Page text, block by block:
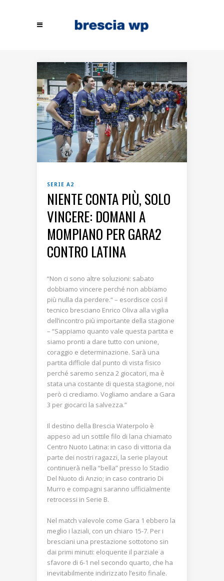
SERIE A2
NIENTE CONTA PIÙ, SOLO
VINCERE: DOMANI A
MOMPIANO PER GARA2
CONTRO LATINA
“Non ci sono altre soluzioni: sabato
dobbiamo vincere perché non abbiamo
più nulla da perdere.“ – esordisce così il
tecnico bresciano Enrico Oliva alla vigilia
dell’incontro più importante della stagione
– “Sappiamo quanto vale questa partita e
siamo pronti a dare tutto con unione,
coraggio e determinazione. Sarà una
partita difficile dal punto di vista fisico
perché saremo senza 2 giocatori, ma è
stata una costante di questa stagione, noi
però ci crediamo. Vogliamo andare a Gara
3 per giocarci la salvezza.”
Il destino della Brescia Waterpolo è
appeso ad un sottile filo di lana chiamato
Centro Nuoto Latina: in caso di vittoria da
parte dei nostri ragazzi, la serie playout
continuerà nella “bella” presso lo Stadio
Del Nuoto di Anzio; in caso contrario Di
Murro e compagni saranno ufficialmente
retrocessi in Serie B.
Nel match valevole come Gara 1 ebbero la
meglio i laziali, con un chiaro 15-7. Per i
bresciani una prestazione sottotono sin
dai primi minuti: eloquente il parziale a
sfavore di 6-1 nel secondo quarto, che ha
inevitabilmente indirizzato l’esito finale.